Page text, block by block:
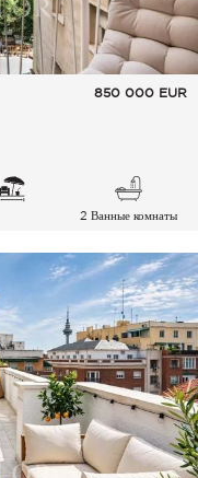
850 000 EUR
2 Ванные комнаты